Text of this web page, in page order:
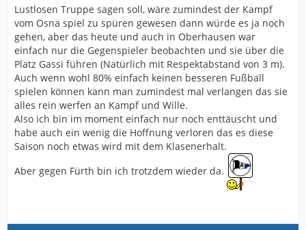
Lustlosen Truppe sagen soll, wäre zumindest der Kampf
vom Osna spiel zu spüren gewesen dann würde es ja noch
gehen, aber das heute und auch in Oberhausen war
einfach nur die Gegenspieler beobachten und sie über die
Platz Gassi führen (Natürlich mit Respektabstand von 3 m).
Auch wenn wohl 80% einfach keinen besseren Fußball
spielen können kann man zumindest mal verlangen das sie
alles rein werfen an Kampf und Wille.
Also ich bin im moment einfach nur noch enttäuscht und
habe auch ein wenig die Hoffnung verloren das es diese
Saison noch etwas wird mit dem Klasenerhalt.
Aber gegen Fürth bin ich trotzdem wieder da.